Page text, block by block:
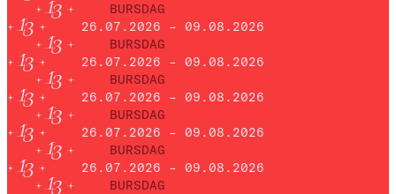
BURSDAG
26.07.2026 – 09.08.2026
BURSDAG
26.07.2026 – 09.08.2026
BURSDAG
26.07.2026 – 09.08.2026
BURSDAG
26.07.2026 – 09.08.2026
BURSDAG
26.07.2026 – 09.08.2026
BURSDAG